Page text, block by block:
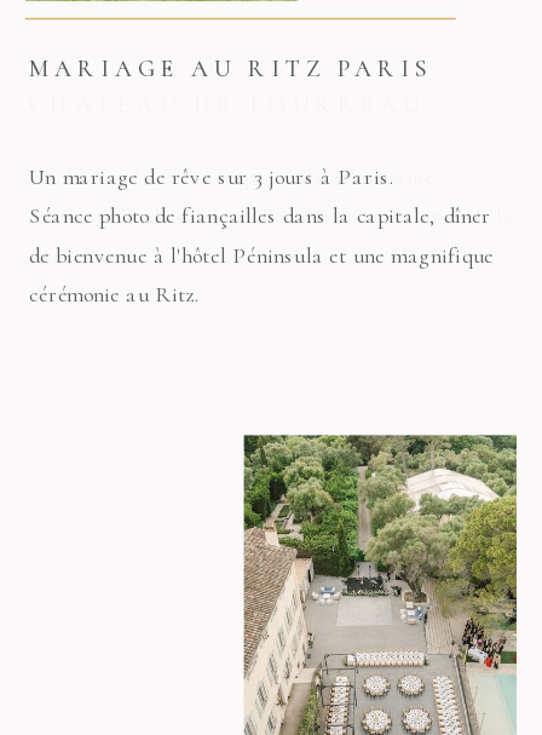
Un mariage de rêve sur 3 jours à Paris.
Séance photo de fiançailles dans la capitale, dîner
de bienvenue à l'hôtel Péninsula et une magnifique
cérémonie au Ritz.
MARIAGE AU RITZ PARIS